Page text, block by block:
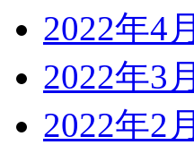
2022年4月
2022年3月
2022年2月